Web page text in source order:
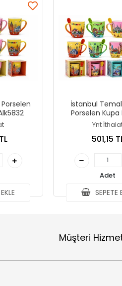
İstanbul Temalı
Porselen Kupa
Alk5831
Ynt
501,15
Adet
SEPETE
Müşteri